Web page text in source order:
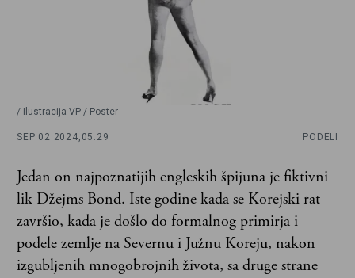
/ Ilustracija VP / Poster
SEP 02 2024, 05:29 PODELI
Jedan on najpoznatijih engleskih špijuna je fiktivni
lik Džejms Bond. Iste godine kada se Korejski rat
završio, kada je došlo do formalnog primirja i
podele zemlje na Severnu i Južnu Koreju, nakon
izgubljenih mnogobrojnih života, sa druge strane